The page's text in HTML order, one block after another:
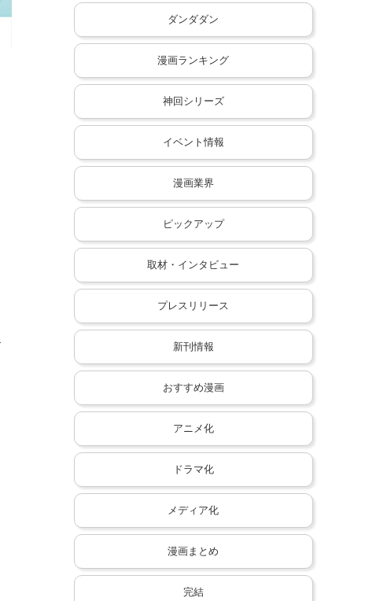
ダンダダン
漫画ランキング
神回シリーズ
イベント情報
漫画業界
ピックアップ
取材・インタビュー
プレスリリース
新刊情報
おすすめ漫画
アニメ化
ドラマ化
メディア化
漫画まとめ
完結